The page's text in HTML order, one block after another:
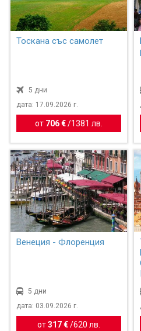
Тоскана със самолет
5 дни
дата: 17.09.2026 г.
от 706 € / 1381 лв.
Венеция - Флоренция
5 дни
дата: 03.09.2026 г.
от317 € /620 лв.